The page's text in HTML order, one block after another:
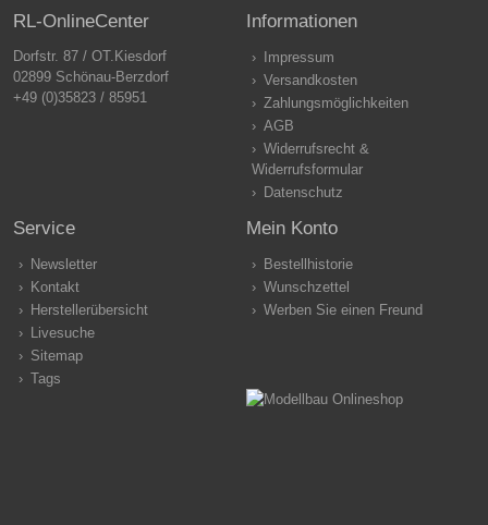
RL-OnlineCenter
Dorfstr. 87 / OT.Kiesdorf
02899 Schönau-Berzdorf
+49 (0)35823 / 85951
Informationen
Impressum
Versandkosten
Zahlungsmöglichkeiten
AGB
Widerrufsrecht &
Widerrufsformular
Datenschutz
Service
Newsletter
Kontakt
Herstellerübersicht
Livesuche
Sitemap
Tags
Mein Konto
Bestellhistorie
Wunschzettel
Werben Sie einen Freund